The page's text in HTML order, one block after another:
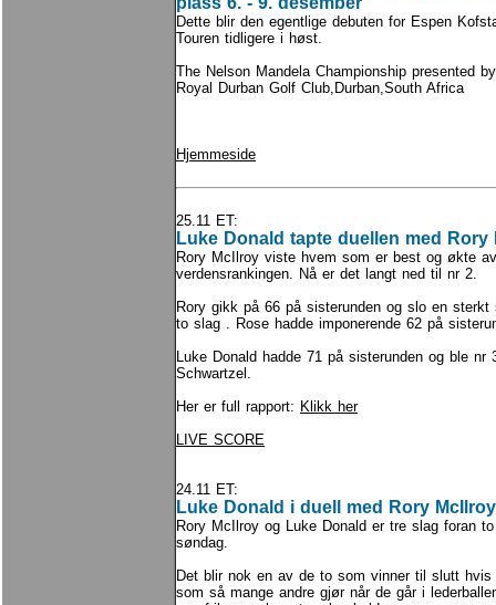
Dette blir den egentlige debuten for Espen
Touren tidligere i høst.
The Nelson Mandela Championship presented
Royal Durban Golf Club,Durban,South Africa
Hjemmeside
25.11 ET:
Luke Donald tapte duellen med Rory
Rory McIlroy viste hvem som er best og økte
verdensrankingen. Nå er det langt ned til nr 2.
Rory gikk på 66 på sisterunden og slo en sterkt
to slag . Rose hadde imponerende 62 på
Luke Donald hadde 71 på sisterunden og ble nr
Schwartzel.
Her er full rapport: Klikk her
LIVE SCORE
24.11 ET:
Luke Donald i duell med Rory
Rory McIlroy og Luke Donald er tre slag foran
søndag.
Det blir nok en av de to som vinner til slutt
som så mange andre gjør når de går i